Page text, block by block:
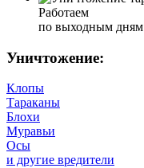
Работаем
по выходным дням
Уничтожение:
Клопы
Тараканы
Блохи
Муравьи
Осы
и другие вредители